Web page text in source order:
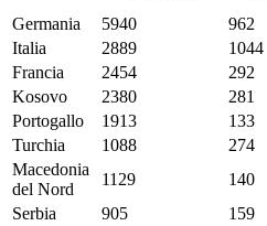
Germania
5940 962
Italia
2889 1044
Francia
2454 292
Kosovo
2380 281
Portogallo
1913 133
Turchia
1088 274
Macedonia
del Nord
1129 140
Serbia
905 159